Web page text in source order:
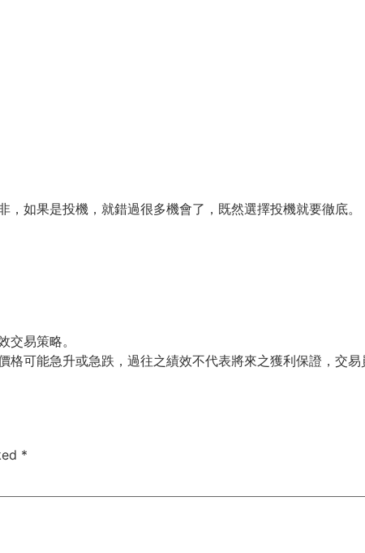
如果是投機，就錯過很多機會了，既然選擇投機就要徹底。
易策略。
可能急升或急跌，過往之績效不代表將來之獲利保證，交
*